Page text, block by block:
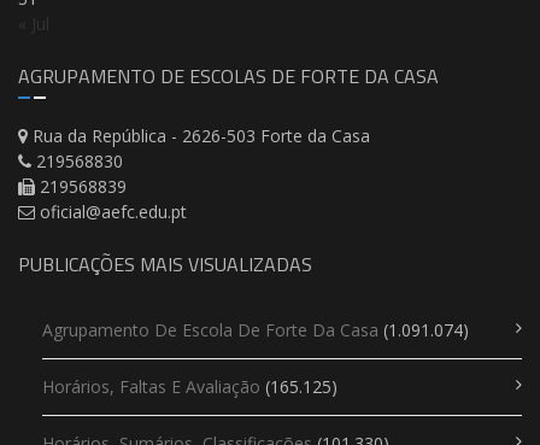
« Jul
AGRUPAMENTO DE ESCOLAS DE FORTE DA CASA
Rua da República - 2626-503 Forte da Casa
219568830
219568839
oficial@aefc.edu.pt
PUBLICAÇÕES MAIS VISUALIZADAS
Agrupamento De Escola De Forte Da Casa (1.091.074)
Horários, Faltas E Avaliação (165.125)